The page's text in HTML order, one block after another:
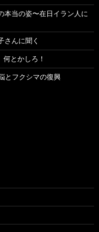
当の姿〜在日イラン人に
んに聞く
とかしろ！
とフクシマの復興